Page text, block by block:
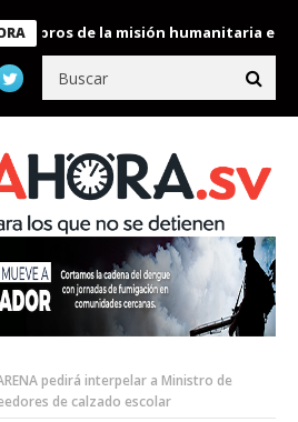
de la misión humanitaria enviada
pedirá interpelar a Ministro de
de calzado escolar